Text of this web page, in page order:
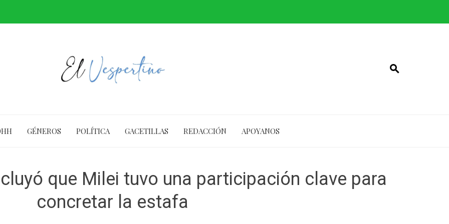
GÉNEROS POLÍTICA GACETILLAS REDACCIÓN APOYANOS
que Milei tuvo una participación clave para
concretar la estafa